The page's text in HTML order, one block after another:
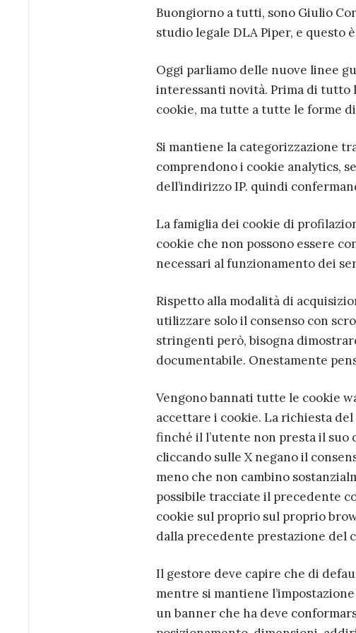
Buongiorno a tutti, sono Giulio
studio legale DLA Piper, e questo
Oggi parliamo delle nuove linee
interessanti novità. Prima di tutto
cookie, ma tutte a tutte le forme
Si mantiene la categorizzazione
comprendono i cookie analytics,
dell’indirizzo IP. quindi
La famiglia dei cookie di
cookie che non possono essere
necessari al funzionamento dei
Rispetto alla modalità di
utilizzare solo il consenso con
stringenti però, bisogna
documentabile. Onestamente
Vengono bannati tutte le cookie
accettare i cookie. La richiesta
finché il l’utente non presta il suo
cliccando sulle X negano il
meno che non cambino
possibile tracciate il precedente
cookie sul proprio sul proprio
dalla precedente prestazione del
Il gestore deve capire che di
mentre si mantiene
un banner che ha deve